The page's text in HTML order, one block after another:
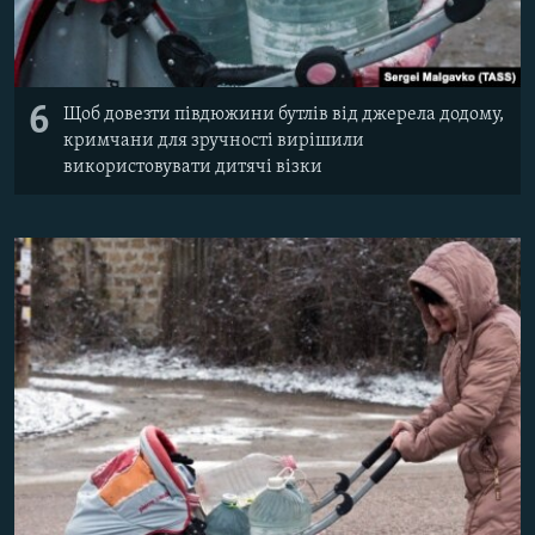
6
Щоб довезти півдюжини бутлів від джерела додому,
кримчани для зручності вирішили
використовувати дитячі візки